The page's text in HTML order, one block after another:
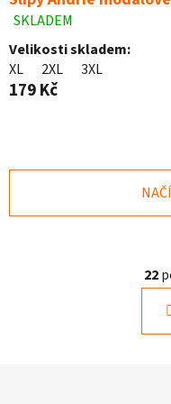
Průměrné
hodnocení
produktu
je
5,0
SKLADEM
Velikosti skladem:
XL
2XL 3XL
179 Kč
22